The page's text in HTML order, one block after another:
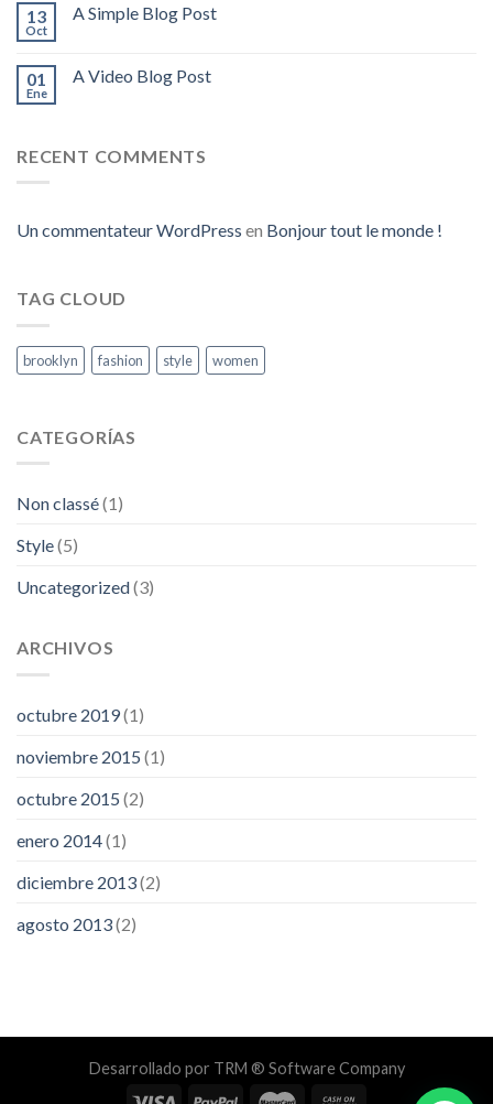
13
Oct
A Simple Blog Post
01
Ene
A Video Blog Post
RECENT COMMENTS
Un commentateur WordPress en Bonjour tout le monde !
TAG CLOUD
brooklyn fashion style women
CATEGORÍAS
Non classé(1)
Style(5)
Uncategorized(3)
ARCHIVOS
octubre 2019(1)
noviembre 2015 (1)
octubre 2015 (2)
enero 2014(1)
diciembre 2013(2)
agosto 2013(2)
Desarrollado por TRM ® Software Company